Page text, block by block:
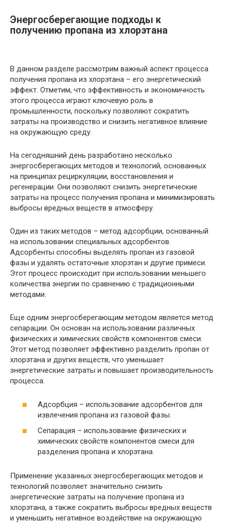
Энергосберегающие подходы к
получению пропана из хлорэтана
В данном разделе рассмотрим важный аспект процесса
получения пропана из хлорэтана – его энергетический
эффект. Отметим, что эффективность и экономичность
этого процесса играют ключевую роль в
промышленности, поскольку позволяют сократить
затраты на производство и снизить негативное влияние
на окружающую среду.
На сегодняшний день разработано несколько
энергосберегающих методов и технологий, основанных
на принципах рециркуляции, восстановления и
регенерации. Они позволяют снизить энергетические
затраты на процесс получения пропана и минимизировать
выбросы вредных веществ в атмосферу.
Один из таких методов – метод адсорбции, основанный
на использовании специальных адсорбентов.
Адсорбенты способны выделять пропан из газовой
фазы и удалять остаточные хлорэтан и другие примеси.
Этот процесс происходит при использовании меньшего
количества энергии по сравнению с традиционными
методами.
Еще одним энергосберегающим методом является метод
сепарации. Он основан на использовании различных
физических и химических свойств компонентов смеси.
Этот метод позволяет эффективно разделить пропан от
хлорэтана и других веществ, что уменьшает
энергетические затраты и повышает производительность
процесса.
Адсорбция – использование адсорбентов для
извлечения пропана из газовой фазы.
Сепарация – использование физических и
химических свойств компонентов смеси для
разделения пропана и хлорэтана.
Применение указанных энергосберегающих методов и
технологий позволяет значительно снизить
энергетические затраты на получение пропана из
хлорэтана, а также сократить выбросы вредных веществ
и уменьшить негативное воздействие на окружающую